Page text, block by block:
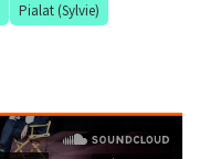
Pialat (Sylvie)